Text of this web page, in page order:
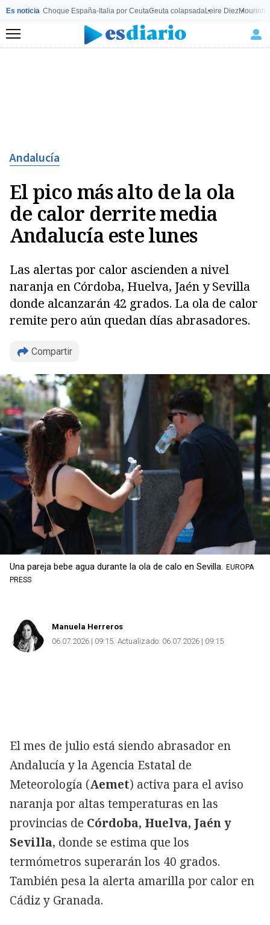
Es noticia Choque España-Italia por CeutaCeuta colapsadaLeire Diez
Menú
Andalucía
El pico más alto de la ola
de calor derrite media
Andalucía este lunes
Las alertas por calor ascienden a nivel
naranja en Córdoba, Huelva, Jaén y Sevilla
donde alcanzarán 42 grados. La ola de calor
remite pero aún quedan días abrasadores.
Compartir
Copiar
Una pareja bebe agua durante la ola de calo en Sevilla. EUROPA
PRESS
Manuela Herreros
06.07.2026 | 09:15 Actualizado: 06.07.2026 | 09:15
El mes de julio está siendo abrasador en
Andalucía y la Agencia Estatal de
Meteorología (Aemet) activa para el aviso
naranja por altas temperaturas en las
provincias de Córdoba, Huelva, Jaén y
Sevilla, donde se estima que los
termómetros superarán los 40 grados.
También pesa la alerta amarilla por calor en
Cádiz y Granada.